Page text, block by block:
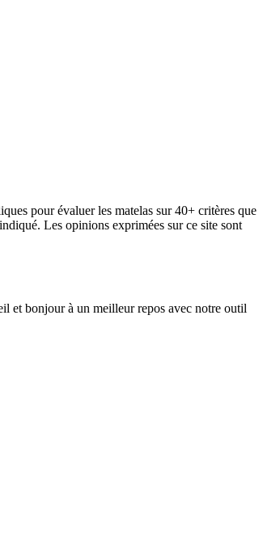
pour évaluer les matelas sur 40+ critères que
Les opinions exprimées sur ce site sont
et bonjour à un meilleur repos avec notre outil